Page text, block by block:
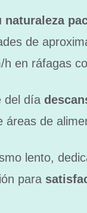
naturaleza
de
h en ráfagas
del día
áreas de
lento,
para